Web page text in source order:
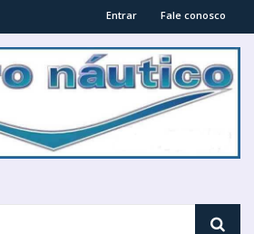
Fale conosco
Entrar